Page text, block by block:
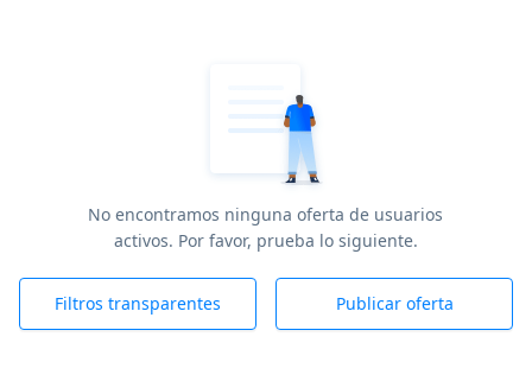
No encontramos ninguna oferta de usuarios
activos. Por favor, prueba lo siguiente.
Filtros transparentes Publicar oferta